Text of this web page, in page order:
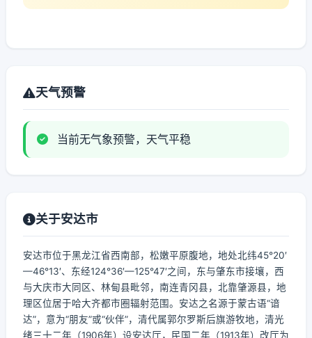
天气预警
当前无气象预警，天气平稳
关于安达市
安达市位于黑龙江省西南部，松嫩平原腹地，地处北纬45°20′
—46°13′、东经124°36′—125°47′之间，东与肇东市接壤，西
与大庆市大同区、林甸县毗邻，南连青冈县，北靠肇源县，地
理区位居于哈大齐都市圈辐射范围。安达之名源于蒙古语“谙
达”，意为“朋友”或“伙伴”，清代属郭尔罗斯后旗游牧地，清光
绪三十二年（1906年）设安达厅，民国二年（1913年）改厅为